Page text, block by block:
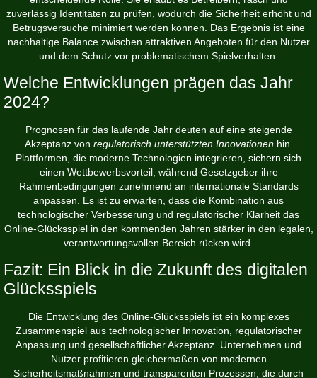
zuverlässig Identitäten zu prüfen, wodurch die Sicherheit erhöht und
Betrugsversuche minimiert werden können. Das Ergebnis ist eine
nachhaltige Balance zwischen attraktiven Angeboten für den Nutzer
und dem Schutz vor problematischem Spielverhalten.
Welche Entwicklungen prägen das Jahr
2024?
Prognosen für das laufende Jahr deuten auf eine steigende
Akzeptanz von regulatorisch unterstützten Innovationenhin.
Plattformen, die moderne Technologien integrieren, sichern sich
einen Wettbewerbsvorteil, während Gesetzgeber ihre
Rahmenbedingungen zunehmend an internationale Standards
anpassen. Es ist zu erwarten, dass die Kombination aus
technologischer Verbesserung und regulatorischer Klarheit das
Online-Glücksspiel in den kommenden Jahren stärker in den legalen,
verantwortungsvollen Bereich rücken wird.
Fazit: Ein Blick in die Zukunft des digitalen
Glücksspiels
Die Entwicklung des Online-Glücksspiels ist ein komplexes
Zusammenspiel aus technologischer Innovation, regulatorischer
Anpassung und gesellschaftlicher Akzeptanz. Unternehmen und
Nutzer profitieren gleichermaßen von modernen
Sicherheitsmaßnahmen und transparenten Prozessen, die durch